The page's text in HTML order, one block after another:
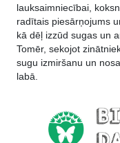
lauksaimniecībai,
radītais piesārņojums
kā dēļ izzūd sugas un
Tomēr, sekojot
sugu izmiršanu un
labā.